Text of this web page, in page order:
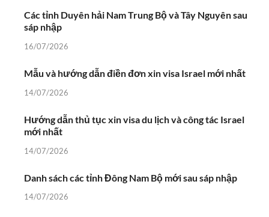
Các tỉnh Duyên hải Nam Trung Bộ và Tây Nguyên sau
sáp nhập
16/07/2026
Mẫu và hướng dẫn điền đơn xin visa Israel mới nhất
14/07/2026
Hướng dẫn thủ tục xin visa du lịch và công tác Israel
mới nhất
14/07/2026
Danh sách các tỉnh Đông Nam Bộ mới sau sáp nhập
14/07/2026